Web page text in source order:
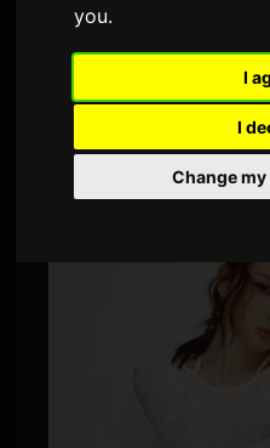
you.
I
I
Change
2,703 ভিউ
কোরীয় শিল্পীগিউবিনএবং টোকিও
'গার্ল অর লেডি'-র তৃতীয়
অনুষ্ঠানটির প্রিমিয়ার হবে ১৪ জুন।